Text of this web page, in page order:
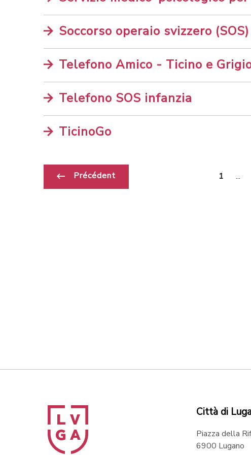
Soccorso operaio svizzero (SOS)
Telefono Amico - Ticino e
Telefono SOS infanzia
TicinoGo
Précédent 1 ...
Città di
Piazza della
6900 Lugano